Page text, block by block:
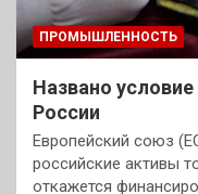
ПРОМЫШЛЕННОСТЬ
Названо
России
Европейский союз
российские активы
откажется